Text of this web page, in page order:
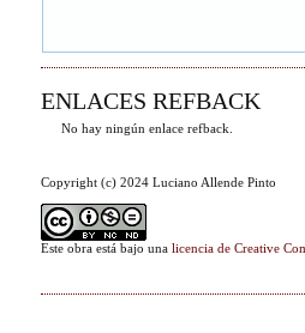
ENLACES REFBACK
No hay ningún enlace refback.
Copyright (c) 2024 Luciano Allende Pinto
Este obra está bajo unalicencia de Creative